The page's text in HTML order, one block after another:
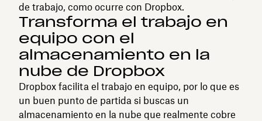
de trabajo, como ocurre con Dropbox.
Transforma el trabajo en
equipo con el
almacenamiento en la
nube de Dropbox
Dropbox facilita el trabajo en equipo, por lo que es
un buen punto de partida si buscas un
almacenamiento en la nube que realmente cobre